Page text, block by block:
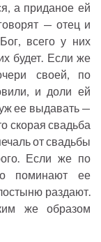
а приданое ей
— отец и
всего у них
будет. Если же
своей, по
и доли ей
ее выдавать —
скорая свадьба
от свадьбы
Если же по
поминают ее
раздают.
же образом